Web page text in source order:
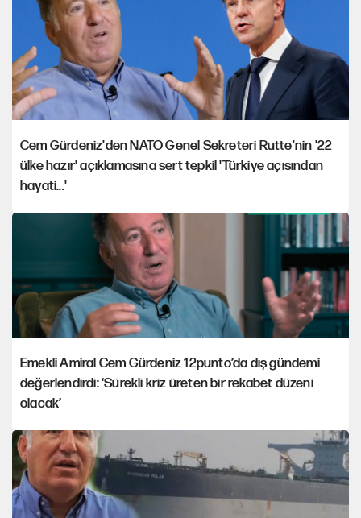
Cem Gürdeniz'den NATO Genel Sekreteri Rutte'nin '22
ülke hazır' açıklamasına sert tepki! 'Türkiye açısından
hayati...'
Emekli Amiral Cem Gürdeniz 12punto’da dış gündemi
değerlendirdi: ‘Sürekli kriz üreten bir rekabet düzeni
olacak’